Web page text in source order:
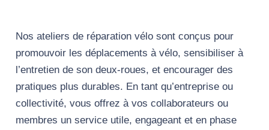
Nos ateliers de réparation vélo sont conçus pour
promouvoir les déplacements à vélo, sensibiliser à
l’entretien de son deux-roues, et encourager des
pratiques plus durables. En tant qu’entreprise ou
collectivité, vous offrez à vos collaborateurs ou
membres un service utile, engageant et en phase